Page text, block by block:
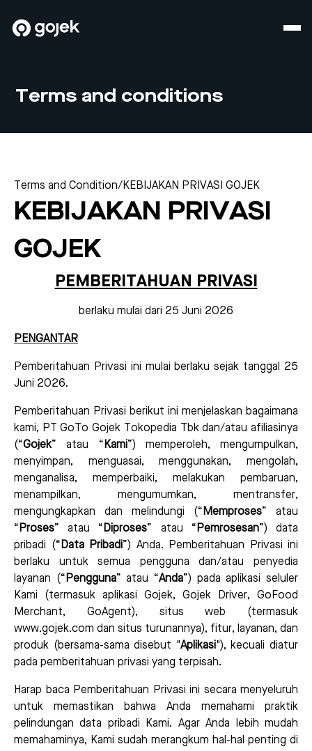
Terms and conditions
Terms and Condition/ KEBIJAKAN PRIVASI GOJEK
KEBIJAKAN PRIVASI
GOJEK
PEMBERITAHUAN PRIVASI
berlaku mulai dari 25 Juni 2026
PENGANTAR
Pemberitahuan Privasi ini mulai berlaku sejak tanggal 25
Juni 2026.
Pemberitahuan Privasi berikut ini menjelaskan bagaimana
kami, PT GoTo Gojek Tokopedia Tbk dan/atau afiliasinya
(“Gojek” atau “ Kami”) memperoleh, mengumpulkan,
menyimpan, menguasai, menggunakan, mengolah,
menganalisa, memperbaiki, melakukan pembaruan,
menampilkan, mengumumkan, mentransfer,
mengungkapkan dan melindungi (“ Memproses” atau
“ Proses” atau “ Diproses” atau “ Pemrosesan”) data
pribadi (“ Data Pribadi”) Anda. Pemberitahuan Privasi ini
berlaku untuk semua pengguna dan/atau penyedia
layanan (“ Pengguna” atau “Anda”) pada aplikasi seluler
Kami (termasuk aplikasi Gojek, Gojek Driver, GoFood
Merchant, GoAgent), situs web (termasuk
www.gojek.com dan situs turunannya), fitur, layanan, dan
produk (bersama-sama disebut "Aplikasi"), kecuali diatur
pada pemberitahuan privasi yang terpisah.
Harap baca Pemberitahuan Privasi ini secara menyeluruh
untuk memastikan bahwa Anda memahami praktik
pelindungan data pribadi Kami. Agar Anda lebih mudah
memahaminya, Kami sudah merangkum hal-hal penting di